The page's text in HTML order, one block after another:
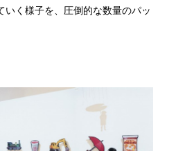
いく様子を、圧倒的な数量のパッ